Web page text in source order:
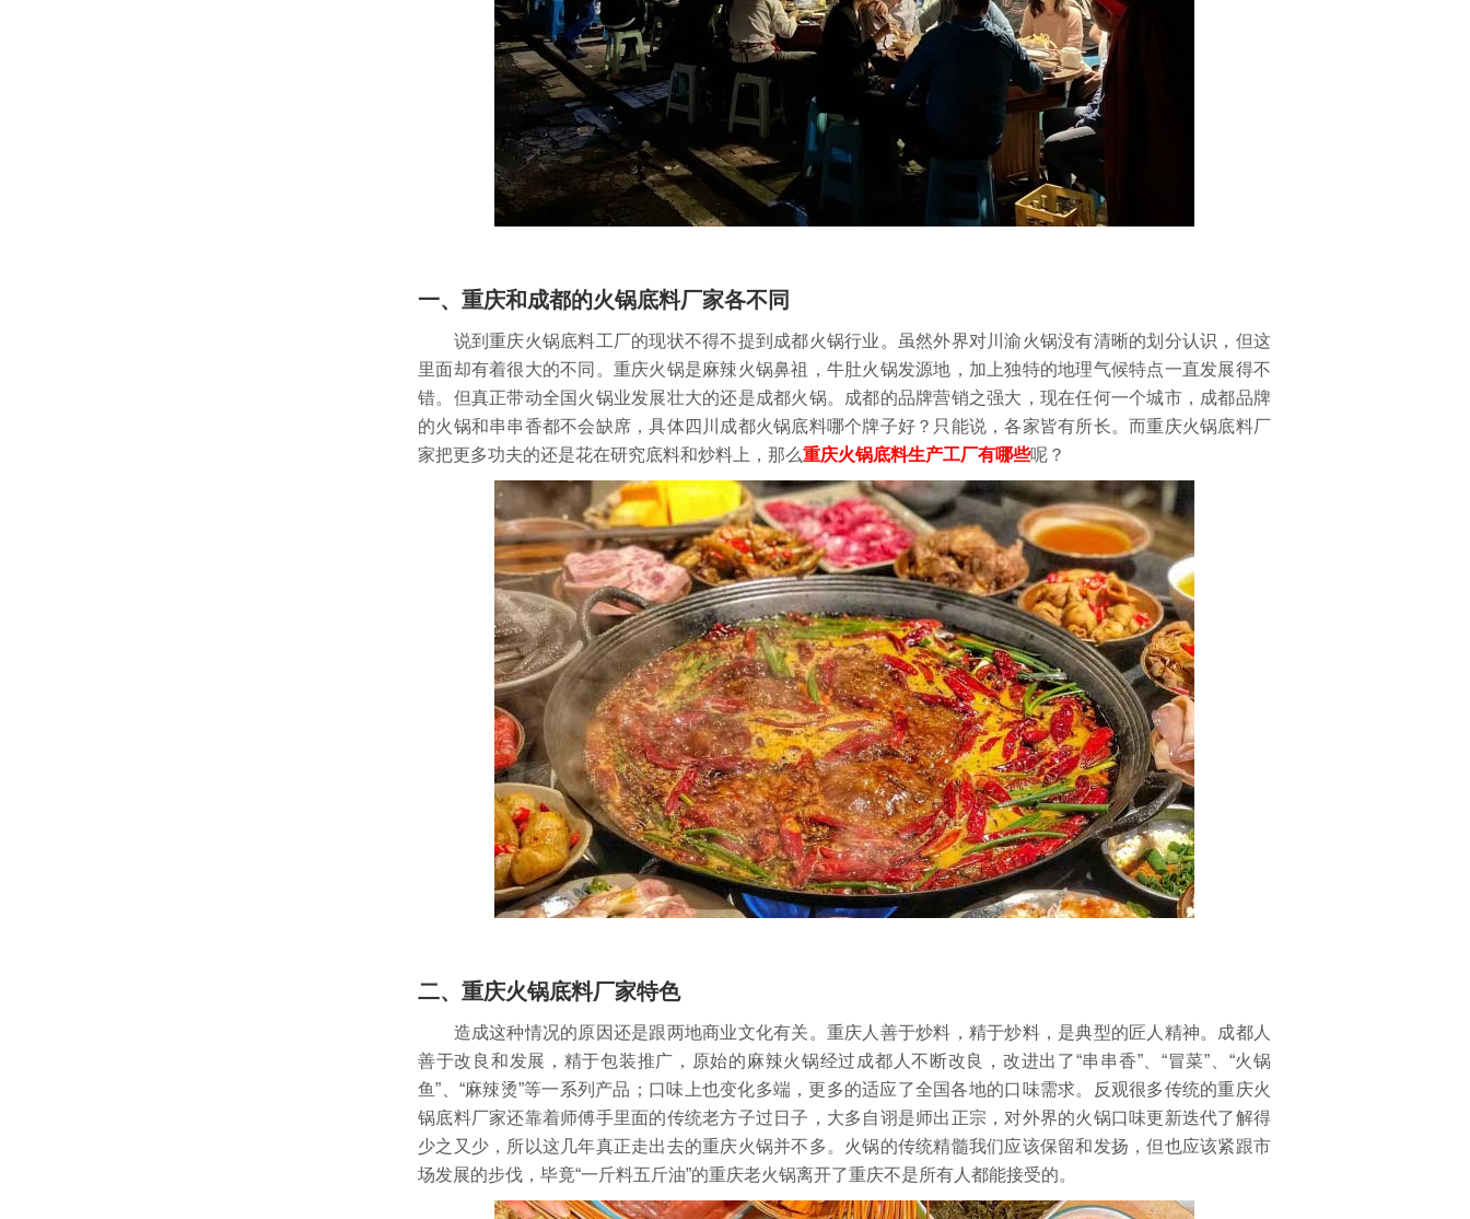
一、重庆和成都的火锅底料厂家各不同
说到重庆火锅底料工厂的现状不得不提到成都火锅行业。虽然外界对川渝火锅没有清晰的划分认识，但这
里面却有着很大的不同。重庆火锅是麻辣火锅鼻祖，牛肚火锅发源地，加上独特的地理气候特点一直发展得不
错。但真正带动全国火锅业发展壮大的还是成都火锅。成都的品牌营销之强大，现在任何一个城市，成都品牌
的火锅和串串香都不会缺席，具体四川成都火锅底料哪个牌子好？只能说，各家皆有所长。而重庆火锅底料厂
家把更多功夫的还是花在研究底料和炒料上，那么重庆火锅底料生产工厂有哪些呢？
二、重庆火锅底料厂家特色
造成这种情况的原因还是跟两地商业文化有关。重庆人善于炒料，精于炒料，是典型的匠人精神。成都人
善于改良和发展，精于包装推广，原始的麻辣火锅经过成都人不断改良，改进出了“串串香”、“冒菜”、“火锅
鱼”、“麻辣烫”等一系列产品；口味上也变化多端，更多的适应了全国各地的口味需求。反观很多传统的重庆火
锅底料厂家还靠着师傅手里面的传统老方子过日子，大多自诩是师出正宗，对外界的火锅口味更新迭代了解得
少之又少，所以这几年真正走出去的重庆火锅并不多。火锅的传统精髓我们应该保留和发扬，但也应该紧跟市
场发展的步伐，毕竟“一斤料五斤油”的重庆老火锅离开了重庆不是所有人都能接受的。